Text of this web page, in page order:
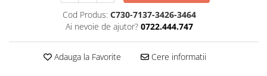
Cod Produs: C730-7137-3426-3464
Ai nevoie de ajutor? 0722.444.747
Adauga la Favorite Cere informatii